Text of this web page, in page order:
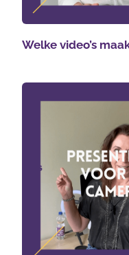
Welke video’s